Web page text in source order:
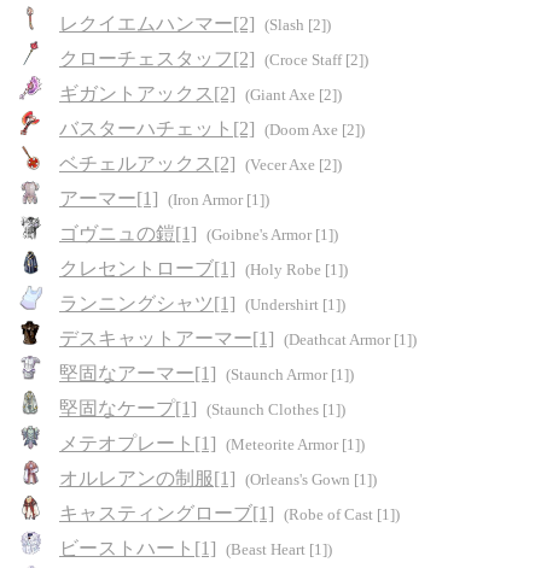
レクイエムハンマー[2] (Slash [2])
クローチェスタッフ[2] (Croce Staff [2])
ギガントアックス[2] (Giant Axe [2])
バスターハチェット[2] (Doom Axe [2])
ベチェルアックス[2] (Vecer Axe [2])
アーマー[1] (Iron Armor [1])
ゴヴニュの鎧[1] (Goibne's Armor [1])
クレセントローブ[1] (Holy Robe [1])
ランニングシャツ[1] (Undershirt [1])
デスキャットアーマー[1] (Deathcat Armor [1])
堅固なアーマー[1] (Staunch Armor [1])
堅固なケープ[1] (Staunch Clothes [1])
メテオプレート[1] (Meteorite Armor [1])
オルレアンの制服[1] (Orleans's Gown [1])
キャスティングローブ[1] (Robe of Cast [1])
ビーストハート[1] (Beast Heart [1])